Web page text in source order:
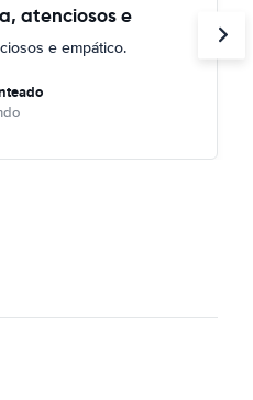
atenciosos e
e empático.